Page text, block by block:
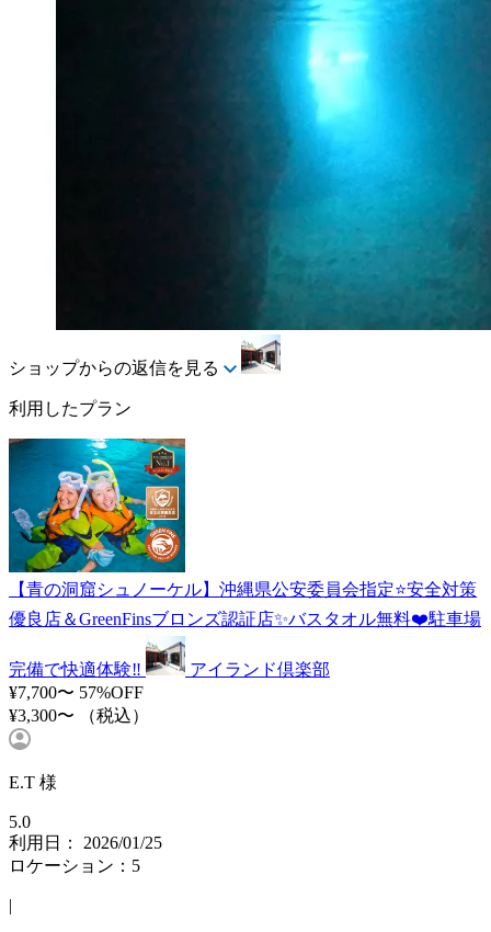
ショップからの返信を見る
利用したプラン
【青の洞窟シュノーケル】沖縄県公安委員会指定⭐️安全対策
優良店＆GreenFinsブロンズ認証店✨バスタオル無料❤️駐車場
完備で快適体験‼️
アイランド倶楽部
¥7,700〜 57%OFF
¥3,300〜
（税込）
E.T 様
5.0
利用日： 2026/01/25
ロケーション：5
|